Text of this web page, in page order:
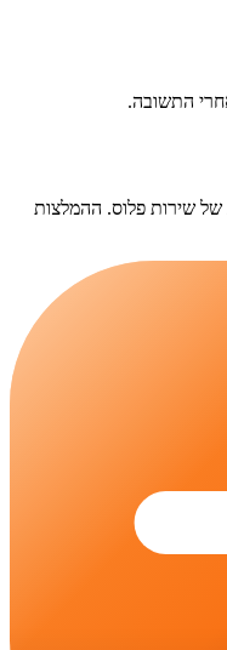
התשובה.
של שירות פלוס. ההמלצות